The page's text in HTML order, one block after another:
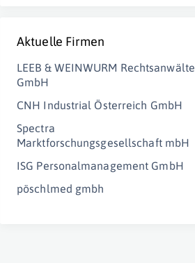
Aktuelle Firmen
LEEB & WEINWURM Rechtsanwälte
GmbH
CNH Industrial Österreich GmbH
Spectra
Marktforschungsgesellschaft mbH
ISG Personalmanagement GmbH
pöschlmed gmbh